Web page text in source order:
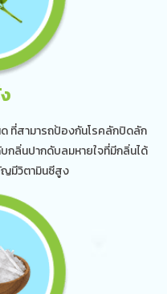
ที่สามารถป้องกันโรคลักปิดลัก
กลิ่นปากดับลมหายใจที่มีกลิ่นได้
มีวิตามินซีสูง